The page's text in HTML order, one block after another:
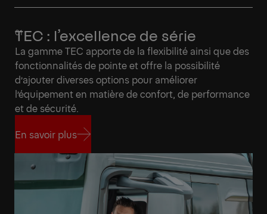
TEC : l’excellence de série
La gamme TEC apporte de la flexibilité ainsi que des
fonctionnalités de pointe et offre la possibilité
d’ajouter diverses options pour améliorer
l’équipement en matière de confort, de performance
et de sécurité.
En savoir plus
En savoir plus